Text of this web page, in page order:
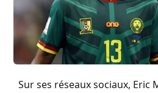
Sur ses réseaux sociaux, Eric